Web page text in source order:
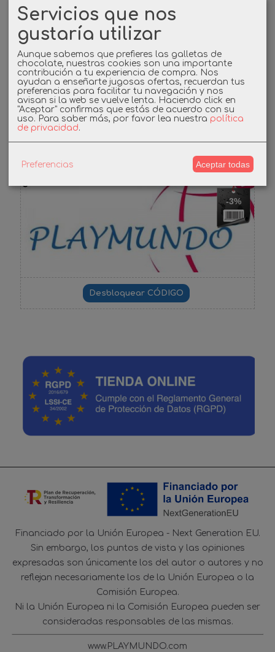
Linkedin
Instagram
Facebook
Cupones
-3%
Financiado por la Unión Europea - Next Generation EU.
Sin embargo, los puntos de vista y las opiniones
expresadas son únicamente los del autor o autores y no
reflejan necesariamente los de la Unión Europea o la
Comisión Europea.
Ni la Unión Europea ni la Comisión Europea pueden ser
consideradas responsables de las mismas.
www.PLAYMUNDO.com
Servicios que nos
gustaría utilizar
Aunque sabemos que prefieres las galletas de
chocolate, nuestras cookies son una importante
contribución a tu experiencia de compra. Nos
ayudan a enseñarte jugosas ofertas, recuerdan tus
preferencias para facilitar tu navegación y nos
avisan si la web se vuelve lenta. Haciendo click en
"Aceptar" confirmas que estás de acuerdo con su
uso. Para saber más, por favor lea nuestra política
de privacidad.
Preferencias Aceptar todas